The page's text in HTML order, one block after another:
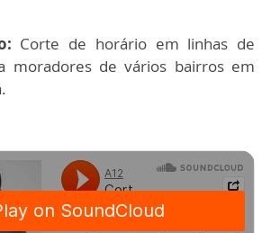
Corte de horário em linhas de
moradores de vários bairros em